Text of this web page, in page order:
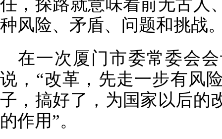
任，探路就意味着前无古人
种风险、矛盾、问题和挑战
在一次厦门市委常委会
说，“改革，先走一步有风
子，搞好了，为国家以后的
的作用”。